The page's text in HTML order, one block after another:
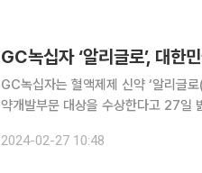
GC녹십자 ‘알리글로’, 대한
GC녹십자는 혈액제제 신약 ‘알리글
약개발부문 대상을 수상한다고 27일
구개발의 의욕을 고취하고, 고부가가
2024-02-27 10:48